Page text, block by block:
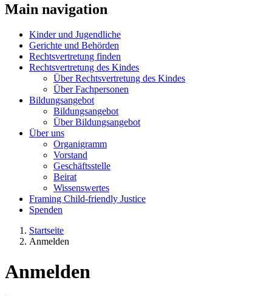
Main navigation
Kinder und Jugendliche
Gerichte und Behörden
Rechtsvertretung finden
Rechtsvertretung des Kindes
Über Rechtsvertretung des Kindes
Über Fachpersonen
Bildungsangebot
Bildungsangebot
Über Bildungsangebot
Über uns
Organigramm
Vorstand
Geschäftsstelle
Beirat
Wissenswertes
Framing Child-friendly Justice
Spenden
Startseite
Anmelden
Anmelden